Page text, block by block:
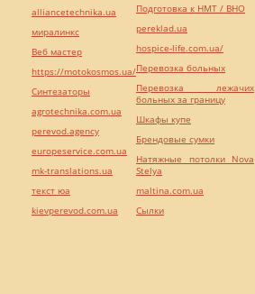
alliancetechnika.ua
миралинкс
Веб мастер
https://motokosmos.ua/
Синтезаторы
agrotechnika.com.ua
perevod.agency
europeservice.com.ua
mk-translations.ua
текст юа
kievperevod.com.ua
Подготовка к НМТ / ВНО
pereklad.ua
hospice-life.com.ua/
Перевозка больных
Перевозка лежачих
больных за границу
Шкафы купе
Брендовые сумки
Натяжные потолки Nova
Stelya
maltina.com.ua
Cылки